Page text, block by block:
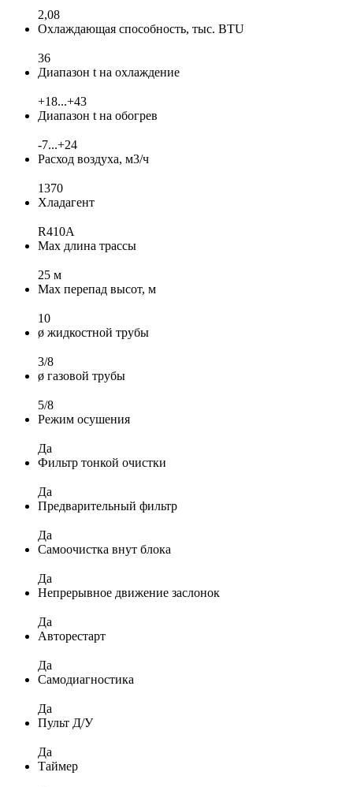
2,08
Охлаждающая способность, тыс. BTU
36
Диапазон t на охлаждение
+18...+43
Диапазон t на обогрев
-7...+24
Расход воздуха, м3/ч
1370
Хладагент
R410A
Max длина трассы
25 м
Max перепад высот, м
10
ø жидкостной трубы
3/8
ø газовой трубы
5/8
Режим осушения
Да
Фильтр тонкой очистки
Да
Предварительный фильтр
Да
Самоочистка внут блока
Да
Непрерывное движение заслонок
Да
Авторестарт
Да
Самодиагностика
Да
Пульт Д/У
Да
Таймер